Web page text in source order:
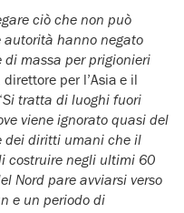
ciò che non può
autorità hanno negato
di massa per prigionieri
per l’Asia e il
Si tratta di luoghi fuori
viene ignorato quasi del
dei diritti umani che il
costruire negli ultimi 60
Nord pare avviarsi verso
e un periodo di